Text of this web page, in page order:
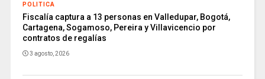
POLITICA
Fiscalía captura a 13 personas en Valledupar, Bogotá,
Cartagena, Sogamoso, Pereira y Villavicencio por
contratos de regalías
3 agosto, 2026